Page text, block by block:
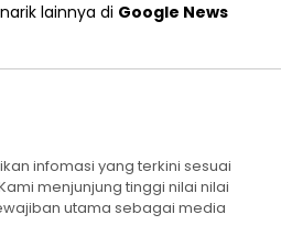
lainnya di Google News
infomasi yang terkini sesuai
menjunjung tinggi nilai nilai
utama sebagai media